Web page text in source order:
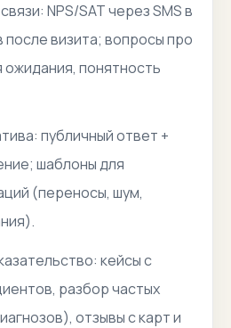
NPS/SAT через SMS в
после визита; вопросы про
понятность
публичный ответ +
шаблоны для
(переносы, шум,
кейсы с
разбор частых
отзывы с карт и